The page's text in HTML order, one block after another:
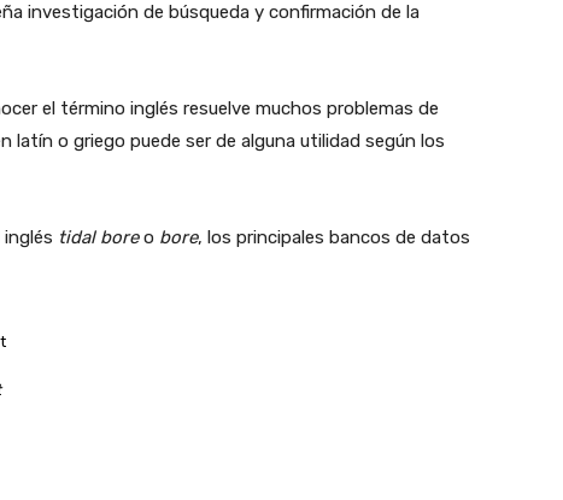
investigación de búsqueda y confirmación de la
el término inglés resuelve muchos problemas de
latín o griego puede ser de alguna utilidad según los
tidal boreo bore, los principales bancos de datos